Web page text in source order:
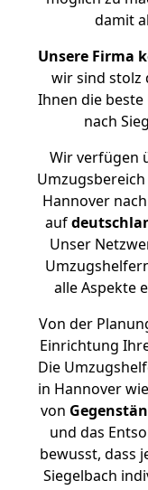
damit
Unsere Firma
wir sind stolz
Ihnen die
nach
Wir verfügen
Hannover
auf
Unser
alle Aspekte
Von der
Einrichtung
Die
in Hannover
von
und das
bewusst, dass
Siegelbach